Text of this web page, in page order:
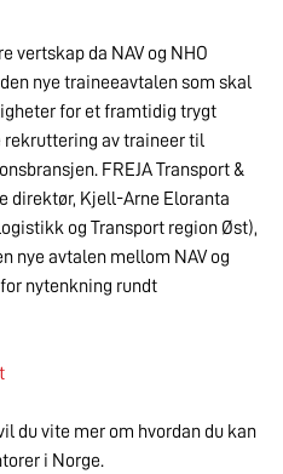
vertskap da NAV og NHO
nye traineeavtalen som skal
for et framtidig trygt
rekruttering av traineer til
FREJA Transport &
direktør, Kjell-Arne Eloranta
og Transport region Øst),
nye avtalen mellom NAV og
nytenkning rundt
du vite mer om hvordan du kan
i Norge.